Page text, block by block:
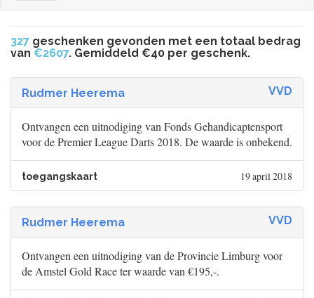
327 geschenken gevonden met een totaal bedrag
van €2607. Gemiddeld €40 per geschenk.
Rudmer Heerema VVD
Ontvangen een uitnodiging van Fonds Gehandicaptensport
voor de Premier League Darts 2018. De waarde is onbekend.
toegangskaart 19 april 2018
Rudmer Heerema VVD
Ontvangen een uitnodiging van de Provincie Limburg voor
de Amstel Gold Race ter waarde van €195,-.